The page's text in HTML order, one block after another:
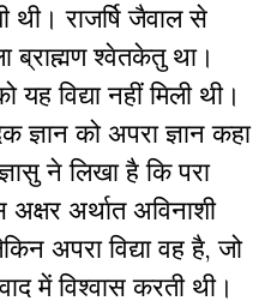
थी। राजर्षि जैवाल से
ब्राह्मण श्वेतकेतु था।
विद्या नहीं मिली थी।
ज्ञान को अपरा ज्ञान कहा
ने लिखा है कि परा
अक्षर अर्थात अविनाशी
अपरा विद्या वह है, जो
में विश्वास करती थी।